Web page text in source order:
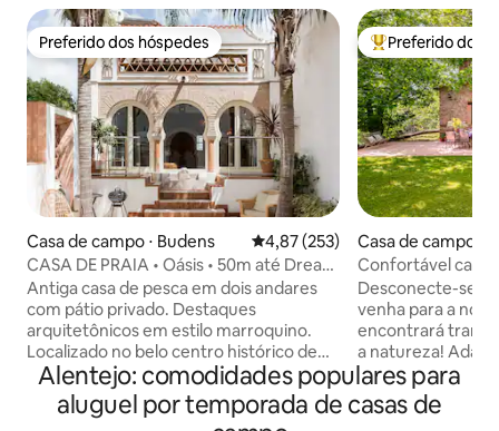
Preferido dos hóspedes
Preferido dos hóspedes
Casa de campo ⋅ Budens 4,87 de uma avaliação média de
4,87 (253)
CASA DE PRAIA • Oásis • 50m até Dream
Beach
Antiga casa de pesca em dois andares
com pátio privado. Destaques
arquitetônicos em estilo marroquino.
Localizado no belo centro histórico de
Salema. A excelente praia fica a menos
de um minuto a pé. A partir da entrada,
você pode acessar a cozinha aberta, a
Entre os
Preferido dos
Casa de campo ⋅
Confortável
restaurada
Desconecte-se
venha para a
encontrará
a natureza!
hóspedes
comodidades.
natural, em um
Alentejo: comodidades populares para
aluguel por temporada de casas de